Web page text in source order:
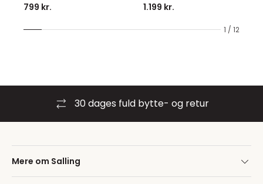
1 / 12
799 kr.
1.199 kr.
30 dages fuld bytte- og retur
Mere om Salling